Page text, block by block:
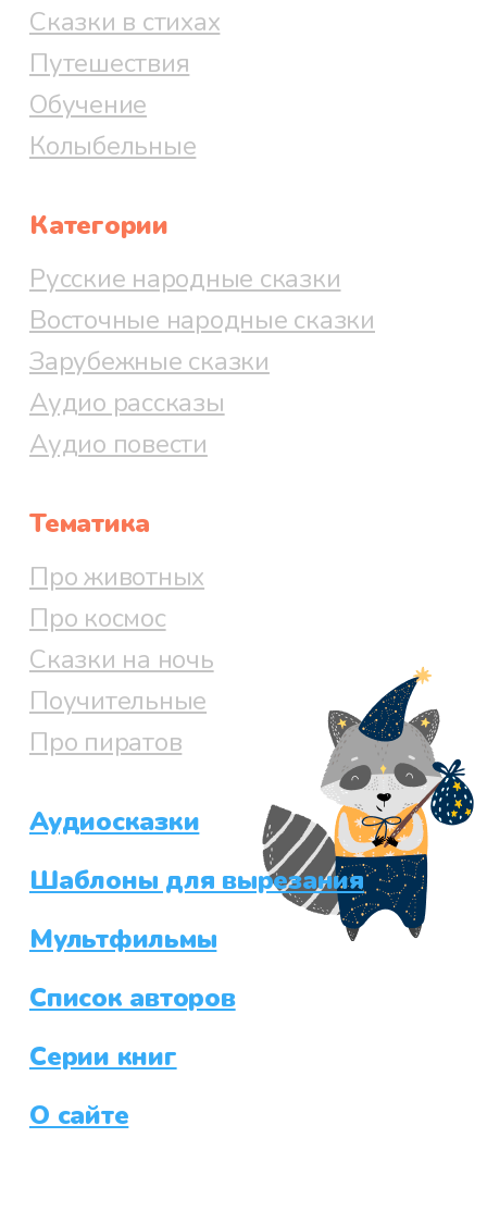
Сказки в стихах
Путешествия
Обучение
Колыбельные
Категории
Русские народные сказки
Восточные народные сказки
Зарубежные сказки
Аудио рассказы
Аудио повести
Тематика
Про животных
Про космос
Сказки на ночь
Поучительные
Про пиратов
Аудиосказки
Шаблоны для вырезания
Мультфильмы
Список авторов
Серии книг
О сайте